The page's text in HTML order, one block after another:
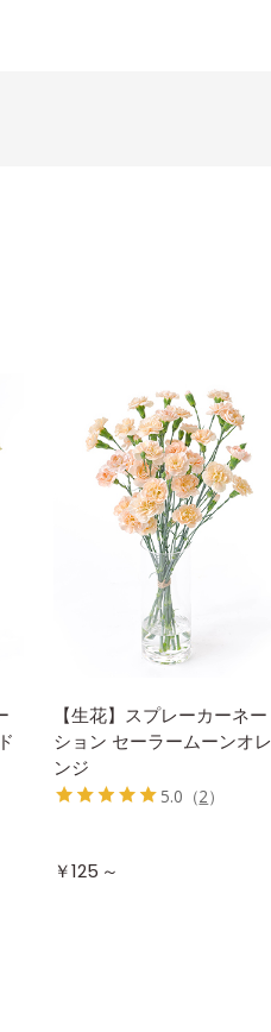
【生花】スプレーカーネー
ション セーラームーンオレ
ンジ
5.0 （2）
￥125 ～